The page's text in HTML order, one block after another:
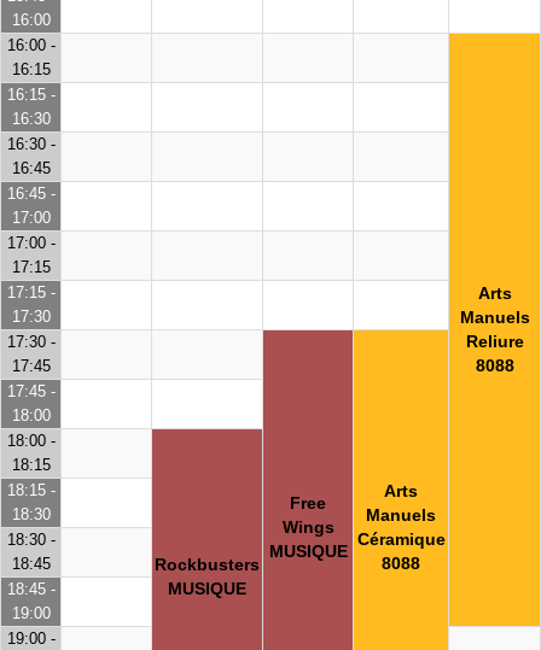
16:00
16:00 -
16:15
Arts
Manuels
Reliure
8088
16:15 -
16:30
16:30 -
16:45
16:45 -
17:00
17:00 -
17:15
17:15 -
17:30
17:30 -
17:45
Free
Wings
MUSIQUE
Arts
Manuels
Céramique
8088
17:45 -
18:00
18:00 -
18:15
Rockbusters
MUSIQUE
18:15 -
18:30
18:30 -
18:45
18:45 -
19:00
19:00 -